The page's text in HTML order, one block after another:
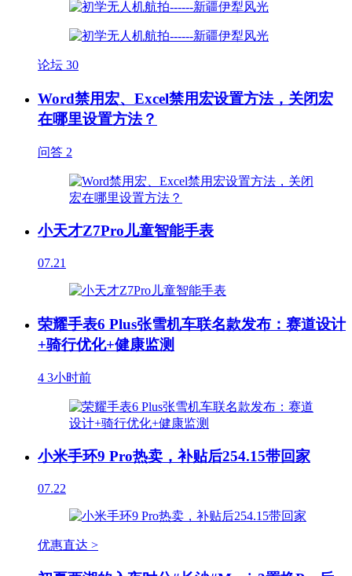
论坛 30
Word禁用宏、Excel禁用宏设置方法，关闭宏
在哪里设置方法？
问答 2
小天才Z7Pro儿童智能手表
07.21
荣耀手表6 Plus张雪机车联名款发布：赛道设计
+骑行优化+健康监测
4 3小时前
小米手环9 Pro热卖，补贴后254.15带回家
07.22
优惠直达 >